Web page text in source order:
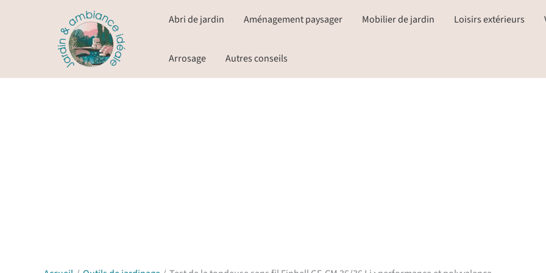
Abri de jardin Aménagement paysager Mobilier de jardin Loisirs extérieurs
Arrosage Autres conseils